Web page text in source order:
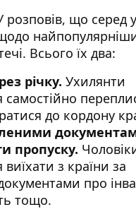
що серед
Всього їх два:
річку. Ухилянти
самостійно
до кордону
пропуску.
з країни за
про
тощо.